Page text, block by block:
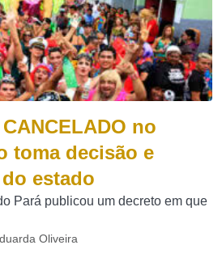
no
toma decisão e
estado
Pará publicou um decreto em que
Oliveira